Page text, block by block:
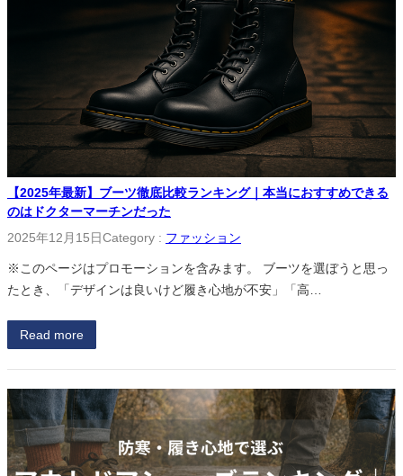
【2025年最新】ブーツ徹底比較ランキング｜本当におすすめできる
のはドクターマーチンだった
2025年12月15日Category : ファッション
※このページはプロモーションを含みます。 ブーツを選ぼうと思っ
たとき、「デザインは良いけど履き心地が不安」「高…
Read more